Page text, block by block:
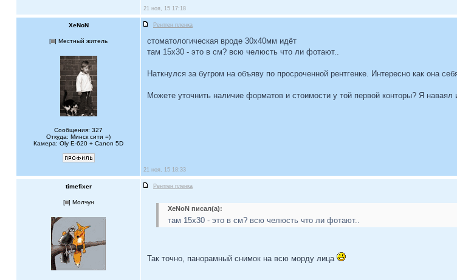
21 ноя, 15 17:18
XeNoN Рентген пленка
[ ] Местный житель
Сообщения: 327
Откуда: Минск сити =)
Камера: Oly E-620 + Canon 5D
стоматологическая вроде 30x40мм идёт
там 15x30 - это в см? всю челюсть что ли фотают..
Наткнулся за бугром на объяву по просроченной рентгенке. Интересно как она
Можете уточнить наличие форматов и стоимости у той первой конторы? Я наваял
21 ноя, 15 18:33
timefixer Рентген пленка
[ ] Молчун
XeNoN писал(а):
там 15x30 - это в см? всю челюсть что ли фотают..
Так точно, панорамный снимок на всю морду лица